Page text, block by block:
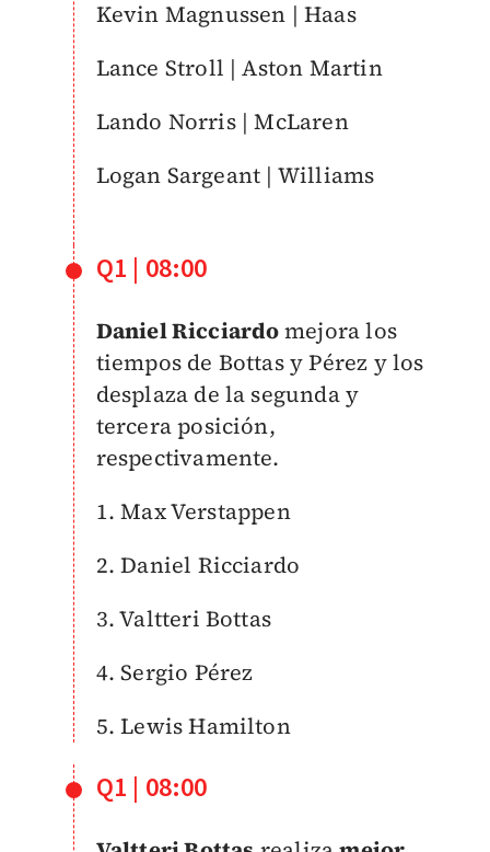
Kevin Magnussen | Haas
Lance Stroll | Aston Martin
Lando Norris | McLaren
Logan Sargeant | Williams
Q1 | 08:00
Daniel Ricciardomejora los
tiempos de Bottas y Pérez y los
desplaza de la segunda y
tercera posición,
respectivamente.
1. Max Verstappen
2. Daniel Ricciardo
3. Valtteri Bottas
4. Sergio Pérez
5. Lewis Hamilton
Q1 | 08:00